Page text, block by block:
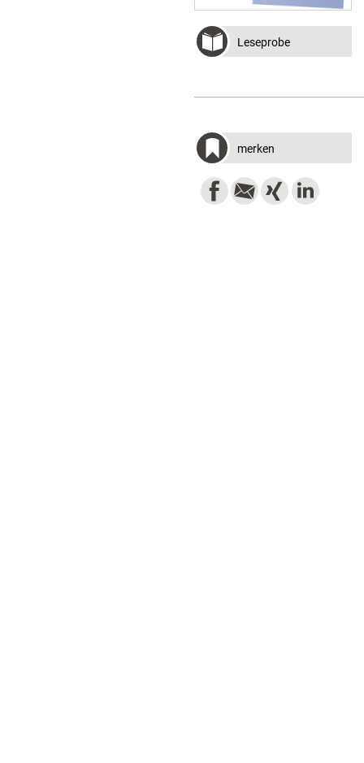
Leseprobe
merken